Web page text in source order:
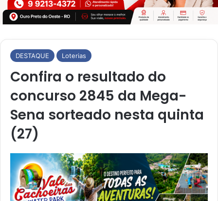
DESTAQUE Loterias
Confira o resultado do
concurso 2845 da Mega-
Sena sorteado nesta quinta
(27)